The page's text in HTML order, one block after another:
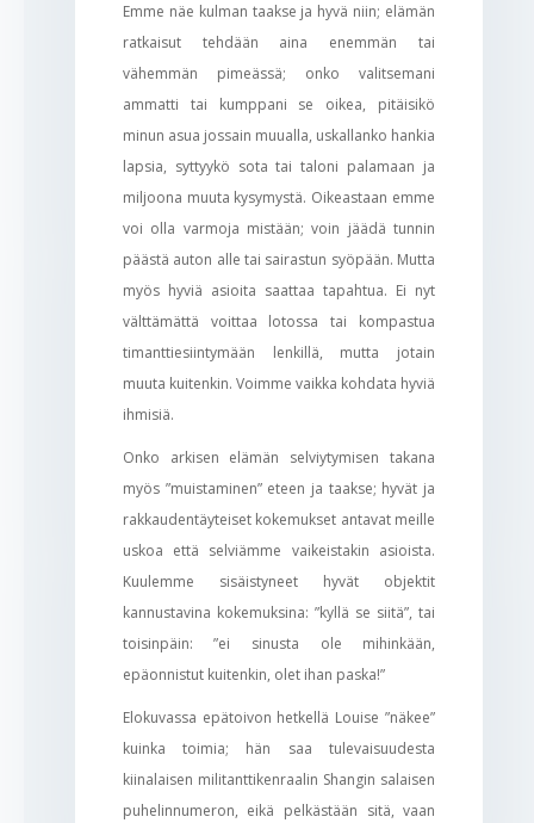
Emme näe kulman taakse ja hyvä niin; elämän
ratkaisut tehdään aina enemmän tai
vähemmän pimeässä; onko valitsemani
ammatti tai kumppani se oikea, pitäisikö
minun asua jossain muualla, uskallanko hankia
lapsia, syttyykö sota tai taloni palamaan ja
miljoona muuta kysymystä. Oikeastaan emme
voi olla varmoja mistään; voin jäädä tunnin
päästä auton alle tai sairastun syöpään. Mutta
myös hyviä asioita saattaa tapahtua. Ei nyt
välttämättä voittaa lotossa tai kompastua
timanttiesiintymään lenkillä, mutta jotain
muuta kuitenkin. Voimme vaikka kohdata hyviä
ihmisiä.
Onko arkisen elämän selviytymisen takana
myös ”muistaminen” eteen ja taakse; hyvät ja
rakkaudentäyteiset kokemukset antavat meille
uskoa että selviämme vaikeistakin asioista.
Kuulemme sisäistyneet hyvät objektit
kannustavina kokemuksina: ”kyllä se siitä”, tai
toisinpäin: ”ei sinusta ole mihinkään,
epäonnistut kuitenkin, olet ihan paska!”
Elokuvassa epätoivon hetkellä Louise ”näkee”
kuinka toimia; hän saa tulevaisuudesta
kiinalaisen militanttikenraalin Shangin salaisen
puhelinnumeron, eikä pelkästään sitä, vaan